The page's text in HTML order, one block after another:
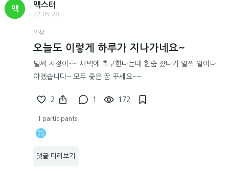
맥
맥스터
22.05.28
일상
오늘도 이렇게 하루가 지나가네요~
벌써 자정이~~ 새벽에 축구한다는데 한숨 잤다가 일찍 일어나
야겠습니다~ 모두 좋은 꿈 꾸세요~~
2 1 172
1 participants
댓글 미리보기